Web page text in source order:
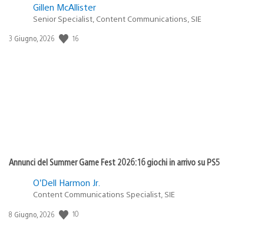
Gillen McAllister
Senior Specialist, Content Communications, SIE
Data
3 Giugno, 2026 16
Annunci del Summer Game Fest 2026: 16 giochi in arrivo su PS5
O’Dell Harmon Jr.
Content Communications Specialist, SIE
Data
8 Giugno, 2026 10